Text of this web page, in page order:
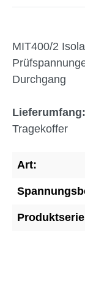
MIT400/2
Durchgang
Lieferumfang:
Tragekoffer
Art: